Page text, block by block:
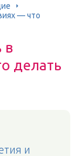
— что
в
делать
и